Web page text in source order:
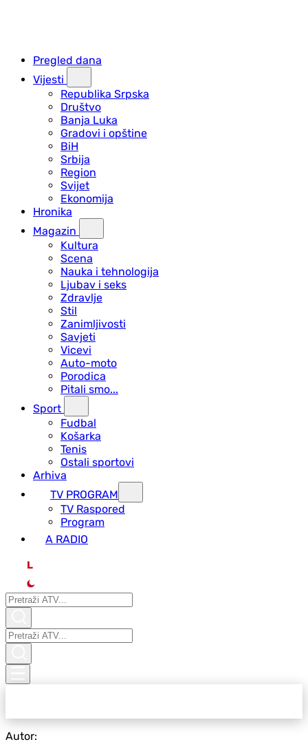
Pregled dana
Vijesti
Republika Srpska
Društvo
Banja Luka
Gradovi i opštine
BiH
Srbija
Region
Svijet
Ekonomija
Hronika
Magazin
Kultura
Scena
Nauka i tehnologija
Ljubav i seks
Zdravlje
Stil
Zanimljivosti
Savjeti
Vicevi
Auto-moto
Porodica
Pitali smo...
Sport
Fudbal
Košarka
Tenis
Ostali sportovi
Arhiva
TV PROGRAM
ТV Raspored
Program
A RADIO
L
Autor: